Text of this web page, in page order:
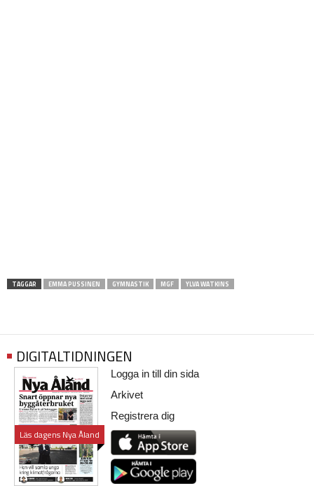
TAGGAR EMMA PUSSINEN GYMNASTIK MGF YLVA WATKINS
DIGITALTIDNINGEN
Läs dagens Nya Åland
Logga in till din sida
Arkivet
Registrera dig